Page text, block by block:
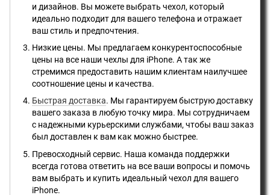
и дизайнов. Вы можете выбрать чехол, который
идеально подходит для вашего телефона и отражает
ваш стиль и предпочтения.
Низкие цены. Мы предлагаем конкурентоспособные
цены на все наши чехлы для iPhone. А так же
стремимся предоставить нашим клиентам наилучшее
соотношение цены и качества.
Быстрая доставка. Мы гарантируем быструю доставку
вашего заказа в любую точку мира. Мы сотрудничаем
с надежными курьерскими службами, чтобы ваш заказ
был доставлен к вам как можно быстрее.
Превосходный сервис. Наша команда поддержки
всегда готова ответить на все ваши вопросы и помочь
вам выбрать и купить идеальный чехол для вашего
iPhone.